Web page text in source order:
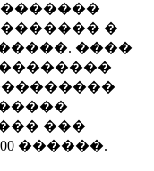
�
����
���
������.